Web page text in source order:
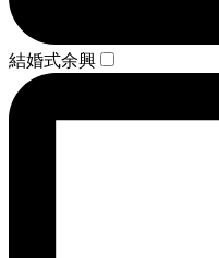
結婚式余興